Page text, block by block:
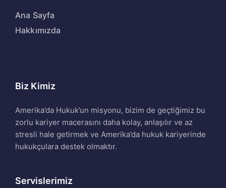
Ana Sayfa
Hakkımızda
Biz Kimiz
Amerika’da Hukuk’un misyonu, bizim de geçtiğimiz bu
zorlu kariyer macerasını daha kolay, anlaşılır ve az
stresli hale getirmek ve Amerika’da hukuk kariyerinde
hukukçulara destek olmaktır.
Servislerimiz